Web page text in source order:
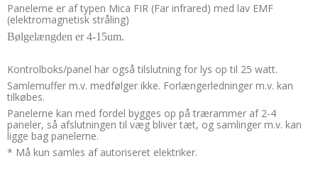
Panelerne er af typen Mica FIR (Far infrared) med lav EMF
(elektromagnetisk stråling)
Bølgelængden er 4-15um.
Kontrolboks/panel har også tilslutning for lys op til 25 watt.
Samlemuffer m.v. medfølger ikke. Forlængerledninger m.v. kan
tilkøbes.
Panelerne kan med fordel bygges op på trærammer af 2-4
paneler, så afslutningen til væg bliver tæt, og samlinger m.v. kan
ligge bag panelerne.
* Må kun samles af autoriseret elektriker.